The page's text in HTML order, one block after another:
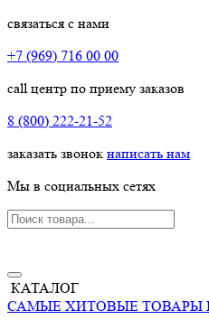
связаться с нами
+7 (969) 716 00 00
call центр по приему заказов
8 (800) 222-21-52
заказать звонок написать нам
Мы в социальных сетях
КАТАЛОГ
САМЫЕ ХИТОВЫЕ ТОВАРЫ